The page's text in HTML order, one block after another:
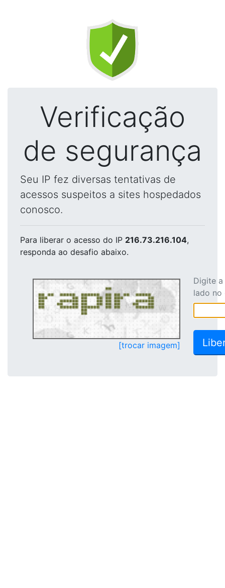
Verificação
de segurança
Seu IP fez diversas tentativas de
acessos suspeitos a sites hospedados
conosco.
Para liberar o acesso do IP 216.73.216.104,
responda ao desafio abaixo.
[trocar imagem]
Digite
lado no